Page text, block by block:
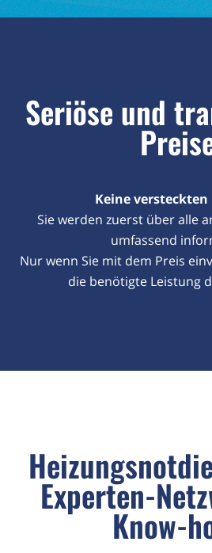
Seriöse und
Keine versteckten
Sie werden zuerst über alle
umfassend
Nur wenn Sie mit dem Preis
die benötigte Leistung
Experten-
Know-